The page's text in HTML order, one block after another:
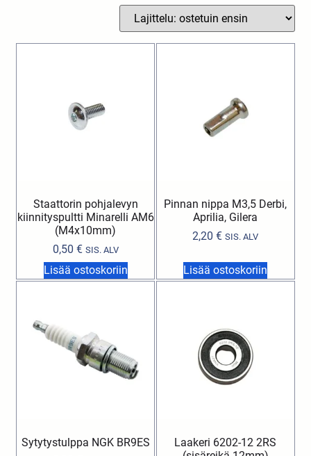
Staattorin pohjalevyn
kiinnityspultti Minarelli AM6
(M4x10mm)
0,50 € SIS. ALV
Lisää ostoskoriin
Pinnan nippa M3,5 Derbi,
Aprilia, Gilera
2,20€ SIS. ALV
Lisää ostoskoriin
Sytytystulppa NGK BR9ES
Laakeri 6202-12 2RS